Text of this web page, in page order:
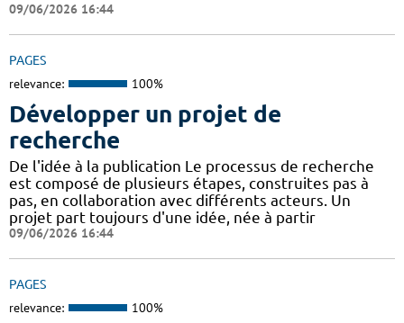
09/06/2026 16:44
PAGES
relevance: 100%
Développer un projet de
recherche
De l'idée à la publication Le processus de recherche
est composé de plusieurs étapes, construites pas à
pas, en collaboration avec différents acteurs. Un
projet part toujours d'une idée, née à partir
09/06/2026 16:44
PAGES
relevance: 100%